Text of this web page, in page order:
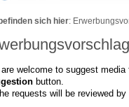
sich hier:
are welcome to suggest
button.
requests will be reviewed